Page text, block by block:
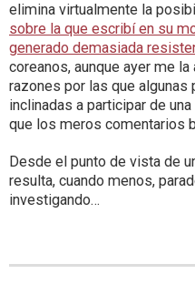
elimina virtualmente la
sobre la que escribí en su
generado demasiada
coreanos, aunque ayer me
razones por las que
inclinadas a participar de
que los meros comentarios
Desde el punto de vista de
resulta, cuando menos,
investigando…